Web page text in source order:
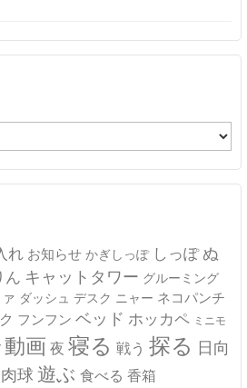
れ お知らせ かぎしっぽ しっぽ ぬ
ん キャットタワー グルーミング
ダッシュ デスク ニャー ネコパンチ
フンフン ベッド ホッカペ ミニモ
動画 夜 寝る 戦う 探る 日向
肉球 遊ぶ 食べる 香箱